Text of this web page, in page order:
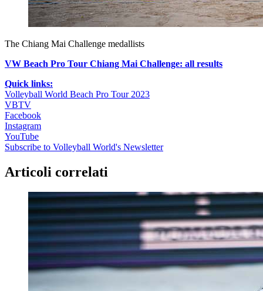
The Chiang Mai Challenge medallists
VW Beach Pro Tour Chiang Mai Challenge: all results
Quick links:
Volleyball World Beach Pro Tour 2023
VBTV
Facebook
Instagram
YouTube
Subscribe to Volleyball World's Newsletter
Articoli correlati